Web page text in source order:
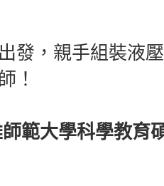
發，親手組裝液
！
範大學科學教育